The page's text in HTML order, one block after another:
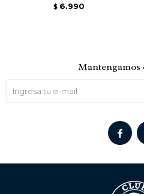
$ 6.990
Mantengamos
